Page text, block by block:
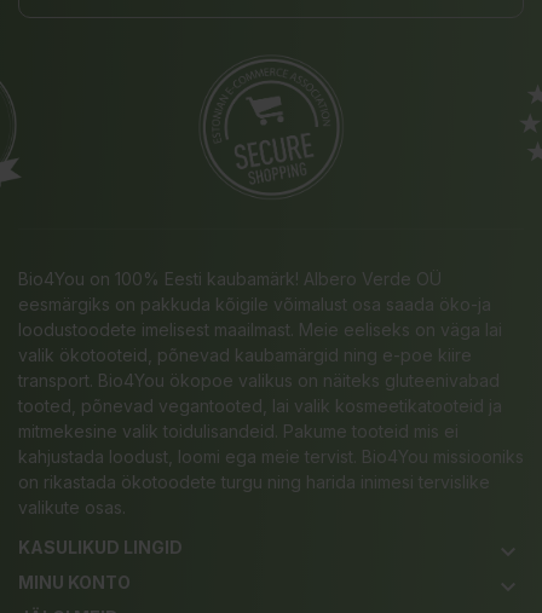
Bio4You on 100% Eesti kaubamärk! Albero Verde OÜ
eesmärgiks on pakkuda kõigile võimalust osa saada öko-ja
loodustoodete imelisest maailmast. Meie eeliseks on väga lai
valik ökotooteid, põnevad kaubamärgid ning e-poe kiire
transport. Bio4You ökopoe valikus on näiteks gluteenivabad
tooted, põnevad vegantooted, lai valik kosmeetikatooteid ja
mitmekesine valik toidulisandeid. Pakume tooteid mis ei
kahjustada loodust, loomi ega meie tervist. Bio4You missiooniks
on rikastada ökotoodete turgu ning harida inimesi tervislike
valikute osas.
KASULIKUD LINGID
keyboard_arrow_down
MINU KONTO keyboard_arrow_down